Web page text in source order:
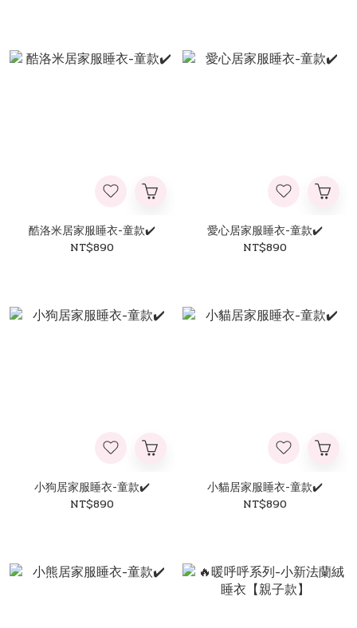
酷洛米居家服睡衣-童款✔️
NT$890
愛心居家服睡衣-童款✔️
NT$890
小狗居家服睡衣-童款✔️
NT$890
小貓居家服睡衣-童款✔️
NT$890